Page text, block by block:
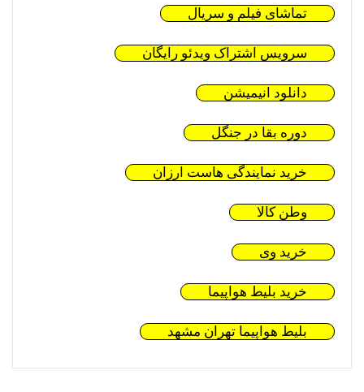
تماشای فیلم و سریال
سرویس اشتراک ویدئو رایگان
دانلود انیمیشن
دوره بقا در جنگل
خرید نمایندگی هاست ارزان
وطن کالا
خرید وی
خرید بلیط هواپیما
بلیط هواپیما تهران مشهد